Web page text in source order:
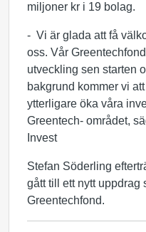
miljoner kr i 19 bolag.
- Vi är glada att få
oss. Vår
utveckling sen starten
bakgrund kommer vi
ytterligare öka våra
Greentech- området,
Invest
Stefan Söderling
gått till ett nytt uppdrag
Greentechfond.